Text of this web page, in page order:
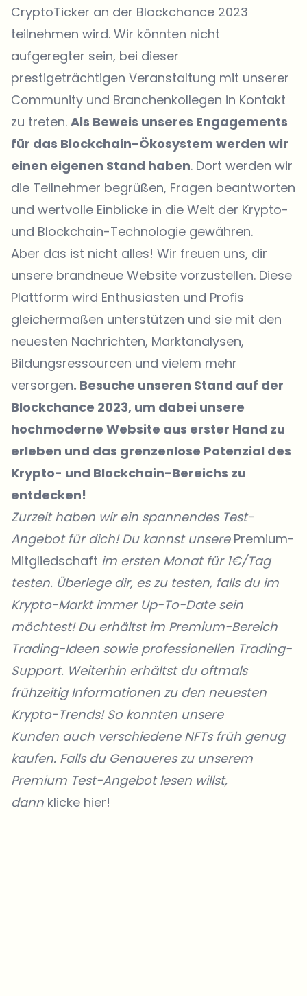
CryptoTicker an der Blockchance 2023
teilnehmen wird. Wir könnten nicht
aufgeregter sein, bei dieser
prestigeträchtigen Veranstaltung mit unserer
Community und Branchenkollegen in Kontakt
zu treten. Als Beweis unseres Engagements
für das Blockchain-Ökosystem werden wir
einen eigenen Stand haben. Dort werden wir
die Teilnehmer begrüßen, Fragen beantworten
und wertvolle Einblicke in die Welt der Krypto-
und Blockchain-Technologie gewähren.
Aber das ist nicht alles! Wir freuen uns, dir
unsere brandneue Website vorzustellen. Diese
Plattform wird Enthusiasten und Profis
gleichermaßen unterstützen und sie mit den
neuesten Nachrichten, Marktanalysen,
Bildungsressourcen und vielem mehr
versorgen. Besuche unseren Stand auf der
Blockchance 2023, um dabei unsere
hochmoderne Website aus erster Hand zu
erleben und das grenzenlose Potenzial des
Krypto- und Blockchain-Bereichs zu
entdecken!
Zurzeit haben wir ein spannendes Test-
Angebot für dich! Du kannst unsere Premium-
Mitgliedschaft im ersten Monat für 1€/Tag
testen. Überlege dir, es zu testen, falls du im
Krypto-Markt immer Up-To-Date sein
möchtest! Du erhältst im Premium-Bereich
Trading-Ideen sowie professionellen Trading-
Support. Weiterhin erhältst du oftmals
frühzeitig Informationen zu den neuesten
Krypto-Trends! So konnten unsere
Kunden auch verschiedene NFTs früh genug
kaufen. Falls du Genaueres zu unserem
Premium Test-Angebot lesen willst,
dann klicke hier!